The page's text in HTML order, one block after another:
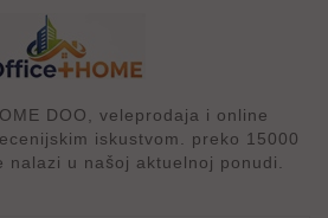
DOO, veleprodaja i online
iskustvom. preko 15000
nalazi u našoj aktuelnoj ponudi.